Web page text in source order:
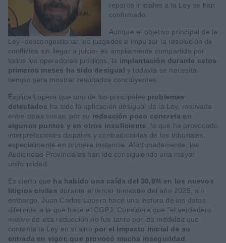
reparos iniciales a la Ley se han
confirmado.
Aunque el objetivo principal de la
Ley -descongestionar los juzgados e impulsar la resolución de
conflictos sin llegar a juicio- es ampliamente compartido por
todos los operadores jurídicos, la implantación durante estos
primeros meses ha sido desigual y todavía se necesita
tiempo para mostrar resultados concluyentes.
Explica Lopera que uno de los principales problemas
detectados ha sido la aplicación desigual de la Ley, motivada
entre otras cosas, por su redacción poco concreta en
algunos puntos y en otros insuficiente , lo que ha provocado
interpretaciones dispares y contradictorias de los tribunales,
especialmente en primera instancia. Afortunadamente, las
Audiencias Provinciales han ido consiguiendo una mayor
uniformidad.
Es cierto que ha habido una caída del 30,9% en los nuevos
litigios civiles durante el tercer trimestre del año 2025, sin
embargo, Juan Carlos Lopera hace una lectura de los datos
diferente a la que hace el CGPJ. Considera que "el verdadero
motivo de esa reducción no fue tanto por las medidas que
contenía la Ley en sí sino por el impacto inicial de su
entrada en vigor, que provocó mucha inseguridad